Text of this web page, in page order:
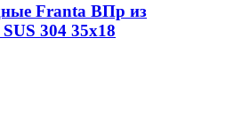
Franta ВПр из
304 35х18